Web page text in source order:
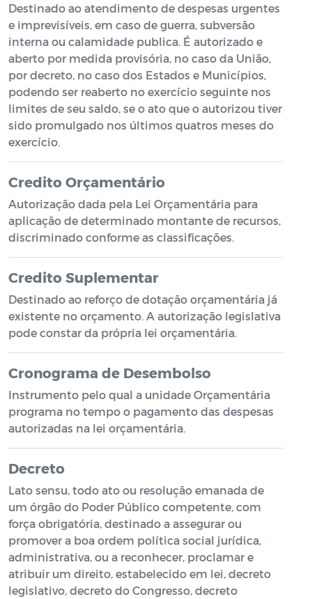
Destinado ao atendimento de despesas urgentes
e imprevisíveis, em caso de guerra, subversão
interna ou calamidade publica. É autorizado e
aberto por medida provisória, no caso da União,
por decreto, no caso dos Estados e Municípios,
podendo ser reaberto no exercício seguinte nos
limites de seu saldo, se o ato que o autorizou tiver
sido promulgado nos últimos quatros meses do
exercício.
Credito Orçamentário
Autorização dada pela Lei Orçamentária para
aplicação de determinado montante de recursos,
discriminado conforme as classificações.
Credito Suplementar
Destinado ao reforço de dotação orçamentária já
existente no orçamento. A autorização legislativa
pode constar da própria lei orçamentária.
Cronograma de Desembolso
Instrumento pelo qual a unidade Orçamentária
programa no tempo o pagamento das despesas
autorizadas na lei orçamentária.
Decreto
Lato sensu, todo ato ou resolução emanada de
um órgão do Poder Público competente, com
força obrigatória, destinado a assegurar ou
promover a boa ordem política social jurídica,
administrativa, ou a reconhecer, proclamar e
atribuir um direito, estabelecido em lei, decreto
legislativo, decreto do Congresso, decreto